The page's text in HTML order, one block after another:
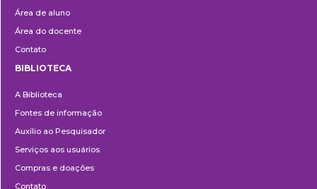
Área de aluno
Área do docente
Contato
BIBLIOTECA
A Biblioteca
Fontes de informação
Auxílio ao Pesquisador
Serviços aos usuários
Compras e doações
Contato